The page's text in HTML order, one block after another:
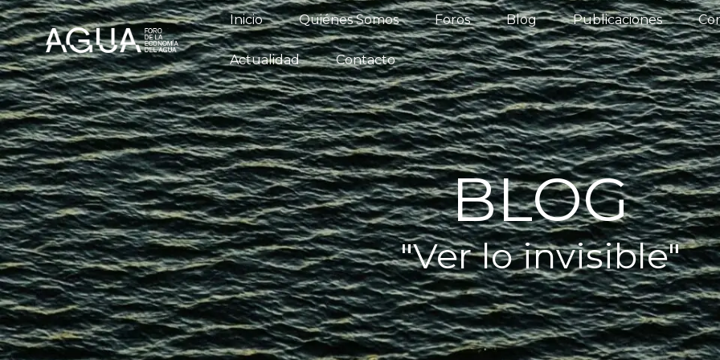
Inicio Quiénes Somos Foros Blog Publicaciones
Actualidad Contacto
BLOG
"Ver lo invisible"
Inicio Quiénes Somos Foros Blog
Publicaciones
Conversatorios del Agua
Actualidad Contacto